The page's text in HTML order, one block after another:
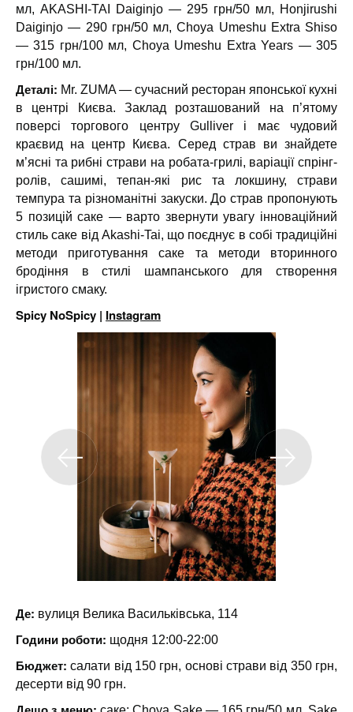
мл, AKASHI-TAI Daiginjo — 295 грн/50 мл, Honjirushi
Daiginjo — 290 грн/50 мл, Choya Umeshu Extra Shiso
— 315 грн/100 мл, Choya Umeshu Extra Years — 305
грн/100 мл.
Деталі: Mr. ZUMA — сучасний ресторан японської кухні
в центрі Києва. Заклад розташований на п’ятому
поверсі торгового центру Gulliver і має чудовий
краєвид на центр Києва. Серед страв ви знайдете
м’ясні та рибні страви на робата-грилі, варіації спрінг-
ролів, сашимі, тепан-які рис та локшину, страви
темпура та різноманітні закуски. До страв пропонують
5 позицій саке — варто звернути увагу інноваційний
стиль саке від Akashi-Tai, що поєднує в собі традиційні
методи приготування саке та методи вторинного
бродіння в стилі шампанського для створення
ігристого смаку.
Spicy NoSpicy | Instagram
Де: вулиця Велика Васильківська, 114
Години роботи: щодня 12:00-22:00
Бюджет: салати від 150 грн, основі страви від 350 грн,
десерти від 90 грн.